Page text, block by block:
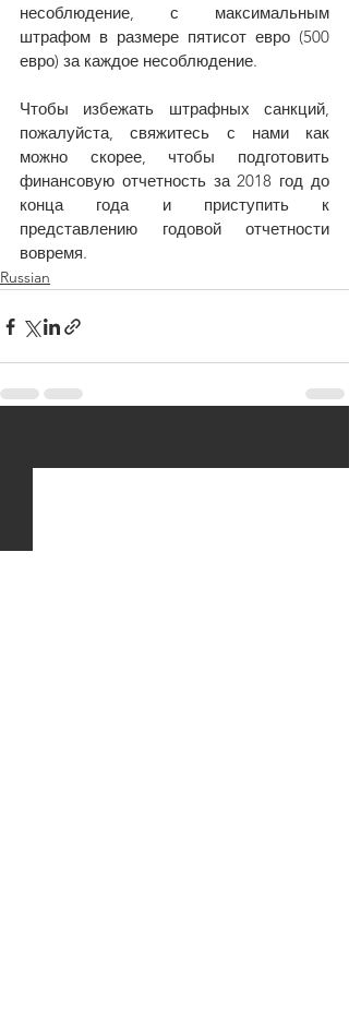
несоблюдение, с максимальным
штрафом в размере пятисот евро (500
евро) за каждое несоблюдение.
Чтобы избежать штрафных санкций,
пожалуйста, свяжитесь с нами как
можно скорее, чтобы подготовить
финансовую отчетность за 2018 год до
конца года и приступить к
представлению годовой отчетности
вовремя.
Russian